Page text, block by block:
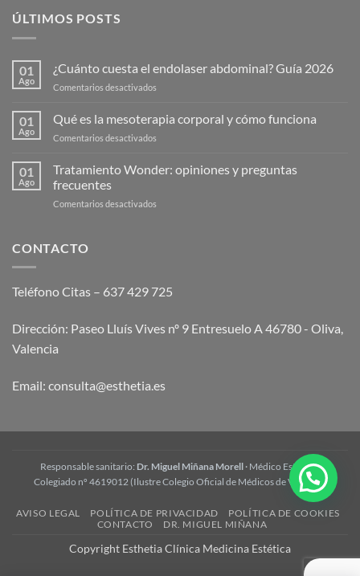
ÚLTIMOS POSTS
01
Ago
¿Cuánto cuesta el endolaser abdominal? Guía 2026
Comentarios desactivados
cuesta
el
Guía
01
Ago
Qué es la mesoterapia corporal y cómo funciona
Comentarios desactivados
es
la
01
Ago
Tratamiento Wonder: opiniones y preguntas
frecuentes
Comentarios desactivados
CONTACTO
Teléfono Citas – 637 429 725
Dirección: Paseo Lluís Vives nº 9 Entresuelo A 46780 - Oliva,
Valencia
Email: consulta@esthetia.es
Responsable sanitario: Dr. Miguel Miñana Morell· Médico Estético ·
Colegiado nº 4619012 (Ilustre Colegio Oficial de Médicos de Valencia)
AVISO LEGAL POLÍTICA DE PRIVACIDAD
POLÍTICA DE COOKIES
CONTACTO
DR. MIGUEL MIÑANA
Copyright Esthetia Clínica Medicina Estética